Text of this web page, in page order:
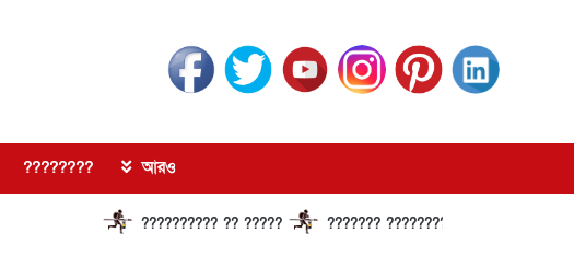
???????? আরও
?????????? ?? ????? ??????? ?????????????? ??????